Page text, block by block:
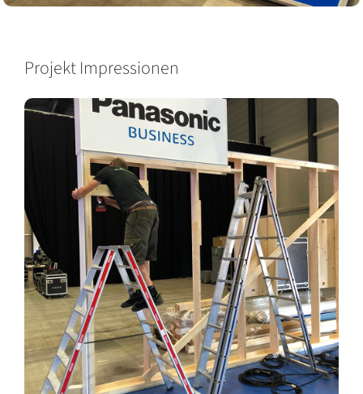
Projekt Impressionen